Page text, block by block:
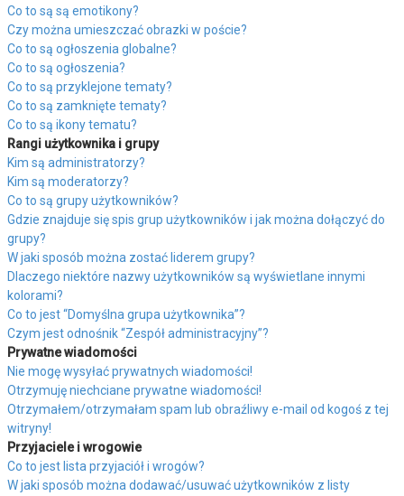
Co to są są emotikony?
Czy można umieszczać obrazki w poście?
Co to są ogłoszenia globalne?
Co to są ogłoszenia?
Co to są przyklejone tematy?
Co to są zamknięte tematy?
Co to są ikony tematu?
Rangi użytkownika i grupy
Kim są administratorzy?
Kim są moderatorzy?
Co to są grupy użytkowników?
Gdzie znajduje się spis grup użytkowników i jak można dołączyć do
grupy?
W jaki sposób można zostać liderem grupy?
Dlaczego niektóre nazwy użytkowników są wyświetlane innymi
kolorami?
Co to jest “Domyślna grupa użytkownika”?
Czym jest odnośnik “Zespół administracyjny”?
Prywatne wiadomości
Nie mogę wysyłać prywatnych wiadomości!
Otrzymuję niechciane prywatne wiadomości!
Otrzymałem/otrzymałam spam lub obraźliwy e-mail od kogoś z tej
witryny!
Przyjaciele i wrogowie
Co to jest lista przyjaciół i wrogów?
W jaki sposób można dodawać/usuwać użytkowników z listy